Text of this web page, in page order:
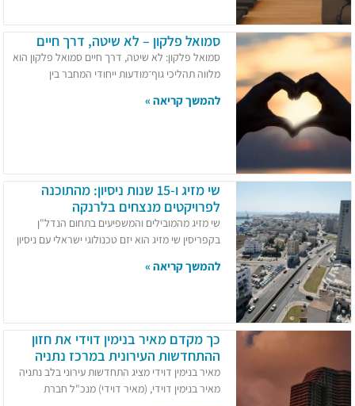
סמואל פלקון – לא שיטה, דרך חיים
סמואל פלקון: לא שיטה, דרך חיים סמואל פלקון הוא
מלווה תהליכי גוף־מודעות ייחודי המחבר בין
להמשך קריאה »
שי מזיג ו-15 שנות ניסיון: מהתוכנה
לפרויקטים מנצחים בלרנקה
שי מזיג מהמובילים והמשפיעים בתחום הנדל"ן
בקפריסין שי מזיג הוא יזם טכנולוגי ישראלי עם ניסיון
להמשך קריאה »
כך מקדם מאיר בנימין דוידי את חזון
ההתחדשות העירונית במרכז נתניה
מאיר בנימין דוידי מציג התחדשות עירוני בלב נתניה
מאיר בנימין דוידי, (מאיר דוידי) מנכ"ל חברת